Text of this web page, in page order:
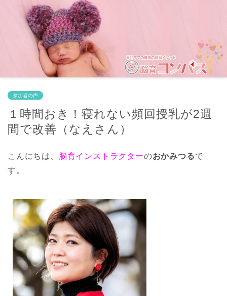
参加者の声
１時間おき！寝れない頻回授乳が2週
間で改善（なえさん）
こんにちは、 脳育インストラクターのおかみつるで
す。